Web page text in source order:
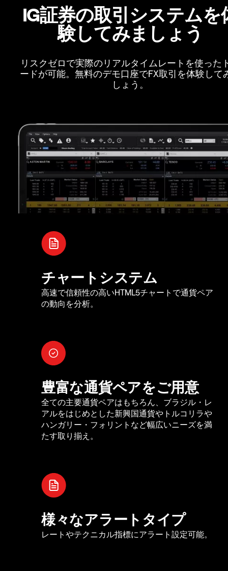
IG証券の取引システムを
験してみましょう
リスクゼロで実際のリアルタイムレートを使った
ードが可能。無料のデモ口座でFX取引を体験して
しょう。
チャートシステム
高速で信頼性の高いHTML5チャートで通貨ペア
の動向を分析。
豊富な通貨ペアをご用意
全ての主要通貨ペアはもちろん、ブラジル・レ
アルをはじめとした新興国通貨やトルコリラや
ハンガリー・フォリントなど幅広いニーズを満
たす取り揃え。
様々なアラートタイプ
レートやテクニカル指標にアラート設定可能。